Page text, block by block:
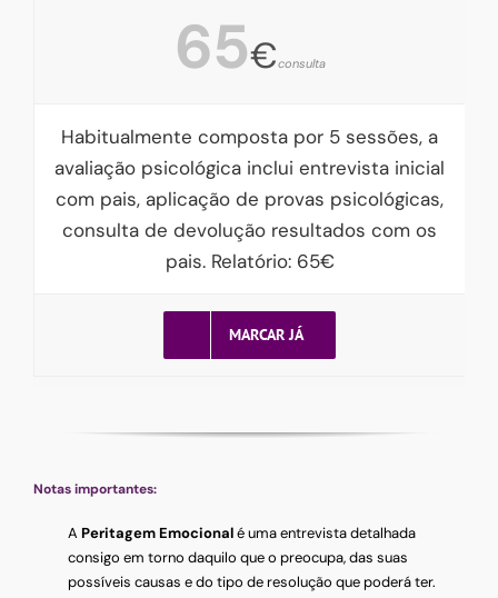
65€consulta
Habitualmente composta por 5 sessões, a
avaliação psicológica inclui entrevista inicial
com pais, aplicação de provas psicológicas,
consulta de devolução resultados com os
pais. Relatório: 65€
MARCAR JÁ
Notas importantes:
APeritagem Emocionalé uma entrevista detalhada
consigo em torno daquilo que o preocupa, das suas
possíveis causas e do tipo de resolução que poderá ter.